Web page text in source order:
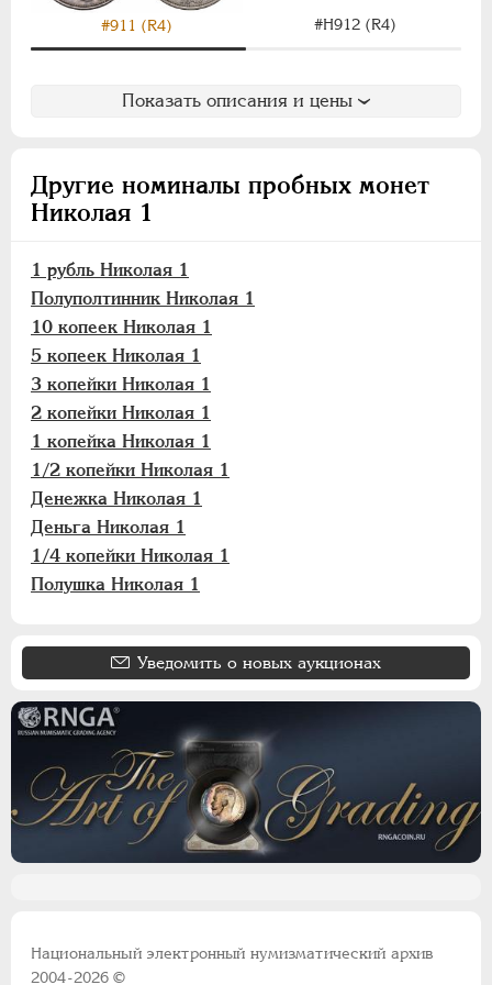
#911 (R4) #Н912 (R4)
Показать описания и цены
Другие номиналы пробных монет
Николая 1
1 рубль Николая 1
Полуполтинник Николая 1
10 копеек Николая 1
5 копеек Николая 1
3 копейки Николая 1
2 копейки Николая 1
1 копейка Николая 1
1/2 копейки Николая 1
Денежка Николая 1
Деньга Николая 1
1/4 копейки Николая 1
Полушка Николая 1
Уведомить о новых аукционах
3 копейки
2 копейки
1/2 копейки
1/4 копейки
Полушка
Памятные и донативные
Для Грузии
Для Польши
Русско-Польские
Монетовидные
АЛЕКСАНДР II
1855-1881
АЛЕКСАНДР III 1881-1894
НИКОЛАЙ II 1894-1917
ВРЕМЕННОЕ ПРАВ.
ИНОСТРАННЫЕ 1768-1918
Национальный электронный нумизматический архив
2004-2026 ©